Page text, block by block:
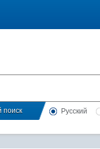
поиск Русский